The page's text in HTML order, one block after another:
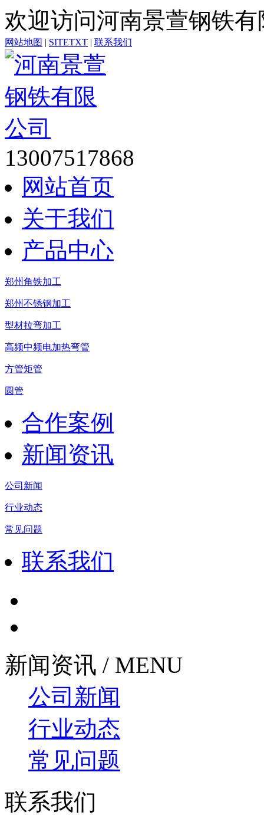
欢迎访问河南景萱钢铁有
网站地图 | SITETXT | 联系我们
13007517868
网站首页
关于我们
产品中心
郑州角铁加工
郑州不锈钢加工
型材拉弯加工
高频中频电加热弯管
方管矩管
圆管
合作案例
新闻资讯
公司新闻
行业动态
常见问题
联系我们
新闻资讯 / MENU
公司新闻
行业动态
常见问题
联系我们